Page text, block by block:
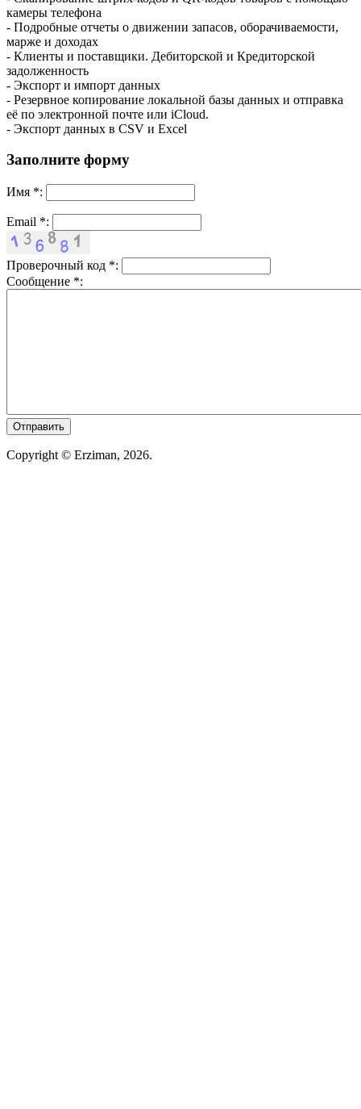
камеры телефона
- Подробные отчеты о движении запасов, оборачиваемости,
марже и доходах
- Клиенты и поставщики. Дебиторской и Кредиторской
задолженность
- Экспорт и импорт данных
- Резервное копирование локальной базы данных и отправка
её по электронной почте или iCloud.
- Экспорт данных в CSV и Excel
Заполните форму
Имя *:
Email *:
Проверочный код *:
Сообщение *:
Copyright © Erziman, 2026.